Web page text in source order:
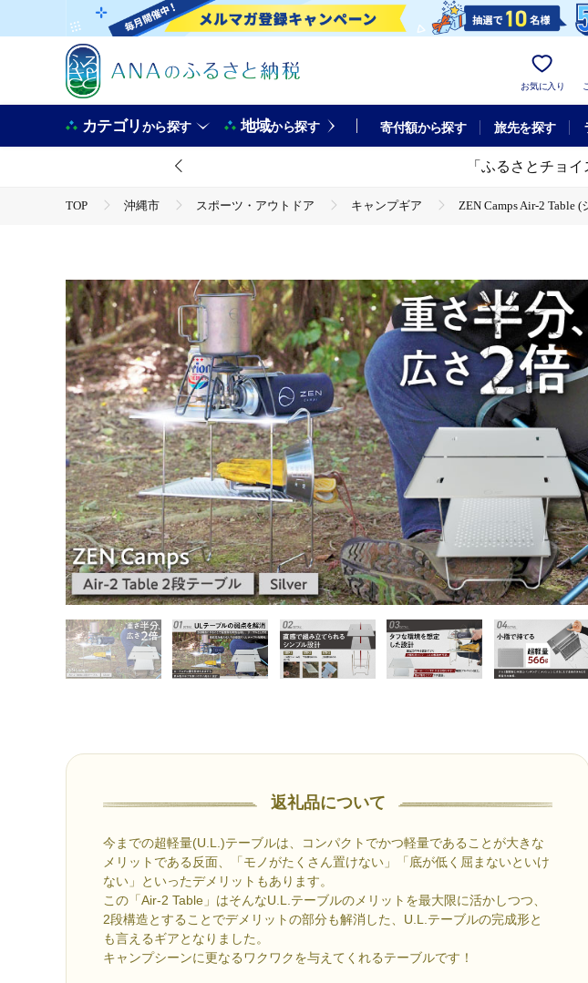
お気に入り
カテゴリから探す 地域から探す 寄付額から探す 旅先を探す
「ふるさとチョ
TOP 沖縄市 スポーツ・アウトドア キャンプギア
ZEN Camps Air-2 Table
返礼品について
今までの超軽量(U.L.)テーブルは、コンパクトでかつ軽量であることが大きな
メリットである反面、「モノがたくさん置けない」「底が低く屈まないといけ
ない」といったデメリットもあります。
この「Air-2 Table」はそんなU.L.テーブルのメリットを最大限に活かしつつ、
2段構造とすることでデメリットの部分も解消した、U.L.テーブルの完成形と
も言えるギアとなりました。
キャンプシーンに更なるワクワクを与えてくれるテーブルです！